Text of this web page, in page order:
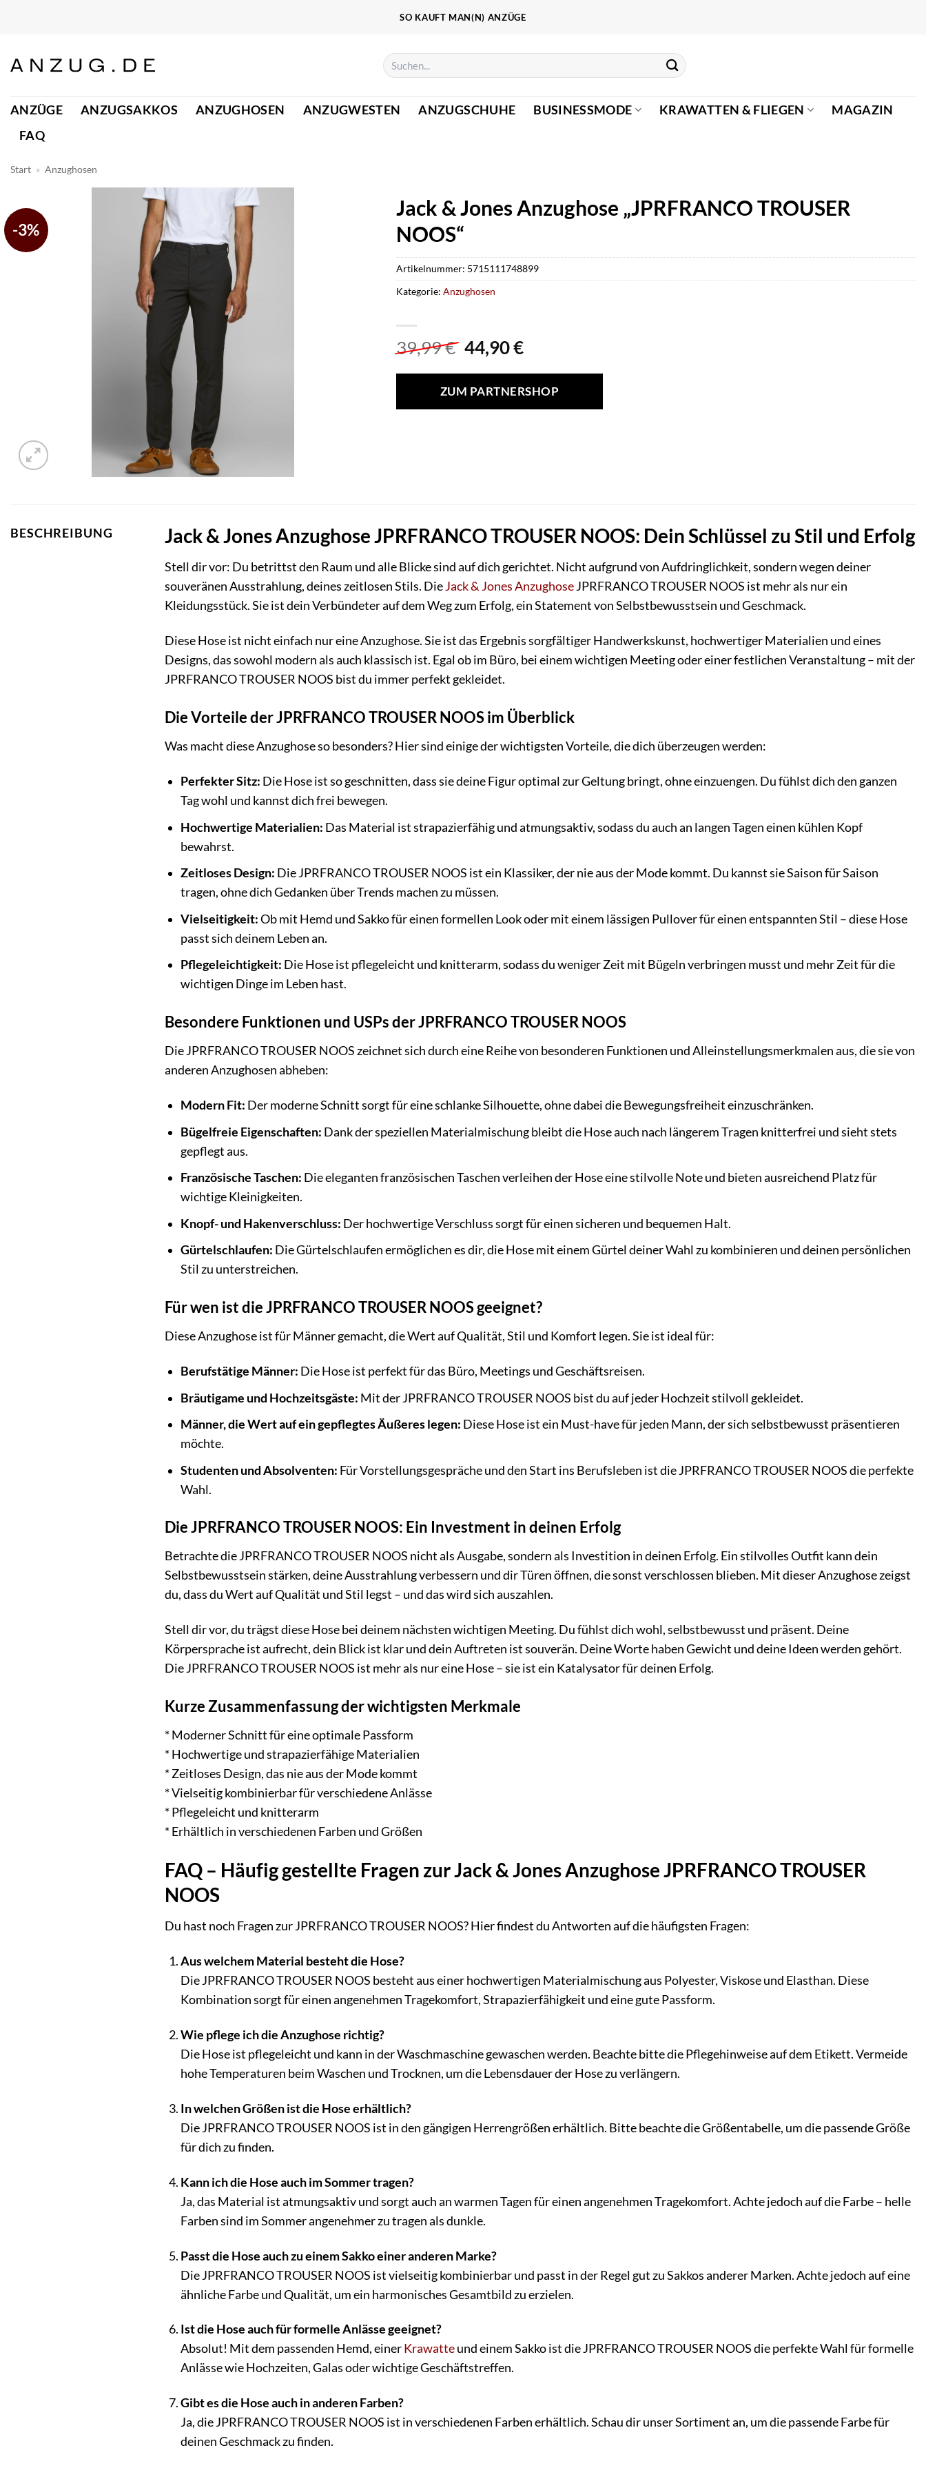
SO KAUFT MAN(N) ANZÜGE
Suchen
nach:
ANZÜGE ANZUGSAKKOS ANZUGHOSEN ANZUGWESTEN ANZUGSCHUHE BUSINESSMODE KRAWATTEN & FLIEGEN
MAGAZIN
FAQ
Start » Anzughosen
-3%
Jack & Jones Anzughose „JPRFRANCO TROUSER
NOOS“
39,99€ Ursprünglicher
war:
39,99 €
44,90€Aktueller
ist:
44,90 €.
ZUM PARTNERSHOP
Artikelnummer: 5715111748899
Kategorie: Anzughosen
BESCHREIBUNG Jack & Jones Anzughose JPRFRANCO TROUSER NOOS: Dein Schlüssel zu Stil und Erfolg
Stell dir vor: Du betrittst den Raum und alle Blicke sind auf dich gerichtet. Nicht aufgrund von Aufdringlichkeit, sondern wegen deiner
souveränen Ausstrahlung, deines zeitlosen Stils. DieJack & JonesAnzughoseJPRFRANCO TROUSER NOOS ist mehr als nur ein
Kleidungsstück. Sie ist dein Verbündeter auf dem Weg zum Erfolg, ein Statement von Selbstbewusstsein und Geschmack.
Diese Hose ist nicht einfach nur eine Anzughose. Sie ist das Ergebnis sorgfältiger Handwerkskunst, hochwertiger Materialien und eines
Designs, das sowohl modern als auch klassisch ist. Egal ob im Büro, bei einem wichtigen Meeting oder einer festlichen Veranstaltung – mit der
JPRFRANCO TROUSER NOOS bist du immer perfekt gekleidet.
Die Vorteile der JPRFRANCO TROUSER NOOS im Überblick
Was macht diese Anzughose so besonders? Hier sind einige der wichtigsten Vorteile, die dich überzeugen werden:
Perfekter Sitz: Die Hose ist so geschnitten, dass sie deine Figur optimal zur Geltung bringt, ohne einzuengen. Du fühlst dich den ganzen
Tag wohl und kannst dich frei bewegen.
Hochwertige Materialien: Das Material ist strapazierfähig und atmungsaktiv, sodass du auch an langen Tagen einen kühlen Kopf
bewahrst.
Zeitloses Design: Die JPRFRANCO TROUSER NOOS ist ein Klassiker, der nie aus der Mode kommt. Du kannst sie Saison für Saison
tragen, ohne dich Gedanken über Trends machen zu müssen.
Vielseitigkeit:Ob mit Hemd und Sakko für einen formellen Look oder mit einem lässigen Pullover für einen entspannten Stil – diese Hose
passt sich deinem Leben an.
Pflegeleichtigkeit: Die Hose ist pflegeleicht und knitterarm, sodass du weniger Zeit mit Bügeln verbringen musst und mehr Zeit für die
wichtigen Dinge im Leben hast.
Besondere Funktionen und USPs der JPRFRANCO TROUSER NOOS
Die JPRFRANCO TROUSER NOOS zeichnet sich durch eine Reihe von besonderen Funktionen und Alleinstellungsmerkmalen aus, die sie von
anderen Anzughosen abheben:
Modern Fit: Der moderne Schnitt sorgt für eine schlanke Silhouette, ohne dabei die Bewegungsfreiheit einzuschränken.
Bügelfreie Eigenschaften: Dank der speziellen Materialmischung bleibt die Hose auch nach längerem Tragen knitterfrei und sieht stets
gepflegt aus.
Französische Taschen: Die eleganten französischen Taschen verleihen der Hose eine stilvolle Note und bieten ausreichend Platz für
wichtige Kleinigkeiten.
Knopf- und Hakenverschluss: Der hochwertige Verschluss sorgt für einen sicheren und bequemen Halt.
Gürtelschlaufen: Die Gürtelschlaufen ermöglichen es dir, die Hose mit einem Gürtel deiner Wahl zu kombinieren und deinen persönlichen
Stil zu unterstreichen.
Für wen ist die JPRFRANCO TROUSER NOOS geeignet?
Diese Anzughose ist für Männer gemacht, die Wert auf Qualität, Stil und Komfort legen. Sie ist ideal für:
Berufstätige Männer: Die Hose ist perfekt für das Büro, Meetings und Geschäftsreisen.
Bräutigame und Hochzeitsgäste: Mit der JPRFRANCO TROUSER NOOS bist du auf jeder Hochzeit stilvoll gekleidet.
Männer, die Wert auf ein gepflegtes Äußeres legen: Diese Hose ist ein Must-have für jeden Mann, der sich selbstbewusst präsentieren
möchte.
Studenten und Absolventen: Für Vorstellungsgespräche und den Start ins Berufsleben ist die JPRFRANCO TROUSER NOOS die perfekte
Wahl.
Die JPRFRANCO TROUSER NOOS: Ein Investment in deinen Erfolg
Betrachte die JPRFRANCO TROUSER NOOS nicht als Ausgabe, sondern als Investition in deinen Erfolg. Ein stilvolles Outfit kann dein
Selbstbewusstsein stärken, deine Ausstrahlung verbessern und dir Türen öffnen, die sonst verschlossen blieben. Mit dieser Anzughose zeigst
du, dass du Wert auf Qualität und Stil legst – und das wird sich auszahlen.
Stell dir vor, du trägst diese Hose bei deinem nächsten wichtigen Meeting. Du fühlst dich wohl, selbstbewusst und präsent. Deine
Körpersprache ist aufrecht, dein Blick ist klar und dein Auftreten ist souverän. Deine Worte haben Gewicht und deine Ideen werden gehört.
Die JPRFRANCO TROUSER NOOS ist mehr als nur eine Hose – sie ist ein Katalysator für deinen Erfolg.
Kurze Zusammenfassung der wichtigsten Merkmale
* Moderner Schnitt für eine optimale Passform
* Hochwertige und strapazierfähige Materialien
* Zeitloses Design, das nie aus der Mode kommt
* Vielseitig kombinierbar für verschiedene Anlässe
* Pflegeleicht und knitterarm
* Erhältlich in verschiedenen Farben und Größen
FAQ – Häufig gestellte Fragen zur Jack & Jones Anzughose JPRFRANCO TROUSER
NOOS
Du hast noch Fragen zur JPRFRANCO TROUSER NOOS? Hier findest du Antworten auf die häufigsten Fragen:
Aus welchem Material besteht die Hose?
Die JPRFRANCO TROUSER NOOS besteht aus einer hochwertigen Materialmischung aus Polyester, Viskose und Elasthan. Diese
Kombination sorgt für einen angenehmen Tragekomfort, Strapazierfähigkeit und eine gute Passform.
Wie pflege ich die Anzughose richtig?
Die Hose ist pflegeleicht und kann in der Waschmaschine gewaschen werden. Beachte bitte die Pflegehinweise auf dem Etikett. Vermeide
hohe Temperaturen beim Waschen und Trocknen, um die Lebensdauer der Hose zu verlängern.
In welchen Größen ist die Hose erhältlich?
Die JPRFRANCO TROUSER NOOS ist in den gängigen Herrengrößen erhältlich. Bitte beachte die Größentabelle, um die passende Größe
für dich zu finden.
Kann ich die Hose auch im Sommer tragen?
Ja, das Material ist atmungsaktiv und sorgt auch an warmen Tagen für einen angenehmen Tragekomfort. Achte jedoch auf die Farbe – helle
Farben sind im Sommer angenehmer zu tragen als dunkle.
Passt die Hose auch zu einem Sakko einer anderen Marke?
Die JPRFRANCO TROUSER NOOS ist vielseitig kombinierbar und passt in der Regel gut zu Sakkos anderer Marken. Achte jedoch auf eine
ähnliche Farbe und Qualität, um ein harmonisches Gesamtbild zu erzielen.
Ist die Hose auch für formelle Anlässe geeignet?
Absolut! Mit dem passenden Hemd, einerKrawatteund einem Sakko ist die JPRFRANCO TROUSER NOOS die perfekte Wahl für formelle
Anlässe wie Hochzeiten, Galas oder wichtige Geschäftstreffen.
Gibt es die Hose auch in anderen Farben?
Ja, die JPRFRANCO TROUSER NOOS ist in verschiedenen Farben erhältlich. Schau dir unser Sortiment an, um die passende Farbe für
deinen Geschmack zu finden.